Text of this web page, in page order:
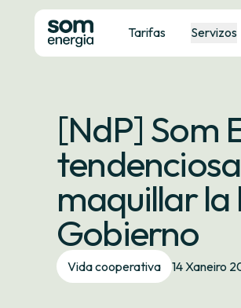
Tarifas Servizos
[NdP] Som
maquillar
Gobierno
Vida cooperativa 14 Xaneiro